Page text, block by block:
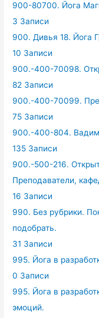
900-80700. Йога
3 Записи
900. Дивья 18. Йога
10 Записи
900.-400-70098.
82 Записи
900.-400-70099.
75 Записи
900.-400-804. Вадим
135 Записи
900.-500-216.
Преподаватели,
16 Записи
990. Без рубрики.
подобрать.
31 Записи
995. Йога в
0 Записи
995. Йога в
эмоций.